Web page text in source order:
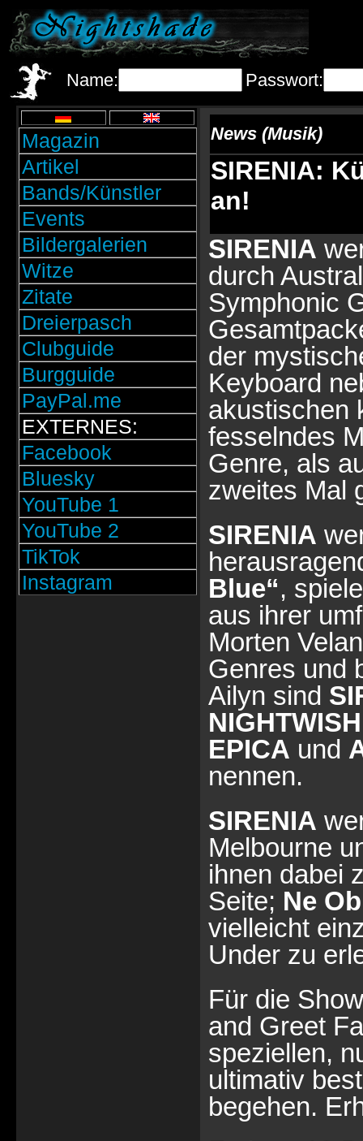
Name: Passwort:
Magazin
Artikel
Bands/Künstler
Events
Bildergalerien
Witze
Zitate
Dreierpasch
Clubguide
Burgguide
PayPal.me
EXTERNES:
Facebook
Bluesky
YouTube 1
YouTube 2
TikTok
Instagram
News (Musik)
SIRENIA:
an!
SIRENIA
durch
Symphonic
der
Keyboard
akustischen
fesselndes
Genre, als
zweites Mal
SIRENIA
Blue“,
aus ihrer
Morten
Genres und
Ailyn sind
EPICA und
nennen.
SIRENIA
Melbourne
ihnen dabei
Seite; Ne
vielleicht
Under zu
Für die
and Greet
speziellen,
ultimativ
begehen.